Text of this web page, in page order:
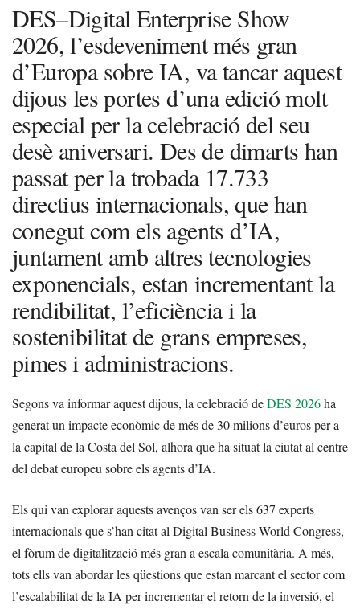
DES–Digital Enterprise Show
2026, l’esdeveniment més gran
d’Europa sobre IA, va tancar aquest
dijous les portes d’una edició molt
especial per la celebració del seu
desè aniversari. Des de dimarts han
passat per la trobada 17.733
directius internacionals, que han
conegut com els agents d’IA,
juntament amb altres tecnologies
exponencials, estan incrementant la
rendibilitat, l’eficiència i la
sostenibilitat de grans empreses,
pimes i administracions.
Segons va informar aquest dijous, la celebració deDES 2026ha
generat un impacte econòmic de més de 30 milions d’euros per a
la capital de la Costa del Sol, alhora que ha situat la ciutat al centre
del debat europeu sobre els agents d’IA.
Els qui van explorar aquests avenços van ser els 637 experts
internacionals que s’han citat al Digital Business World Congress,
el fòrum de digitalització més gran a escala comunitària. A més,
tots ells van abordar les qüestions que estan marcant el sector com
l’escalabilitat de la IA per incrementar el retorn de la inversió, el